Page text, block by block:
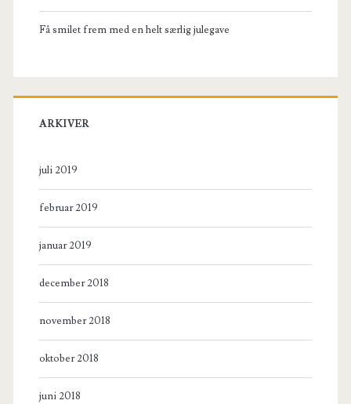
Få smilet frem med en helt særlig julegave
ARKIVER
juli 2019
februar 2019
januar 2019
december 2018
november 2018
oktober 2018
juni 2018